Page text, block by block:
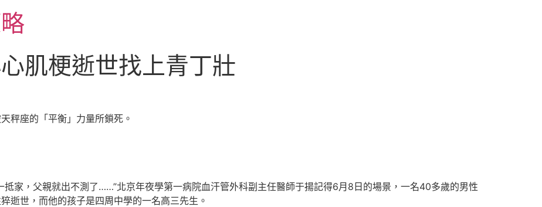
肌梗逝世找上青丁壯
秤座的「平衡」力量所鎖死。
抵家，父親就出不測了……”北京年夜學第一病院血汗管外科副主任醫師于揚記得6月8日的場景，一名40多歲的男性
逝世，而他的孩子是四周中學的一名高三先生。